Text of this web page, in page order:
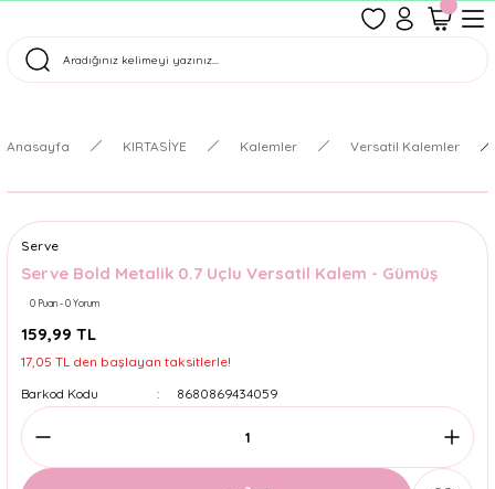
Tüm Siparişler Aynı Gün Kargoda!
Anasayfa KIRTASİYE Kalemler Versatil Kalemler
Serve
Serve Bold Metalik 0.7 Uçlu Versatil Kalem - Gümüş
0 Puan - 0 Yorum
159,99 TL
17,05 TL den başlayan taksitlerle!
Barkod Kodu
8680869434059